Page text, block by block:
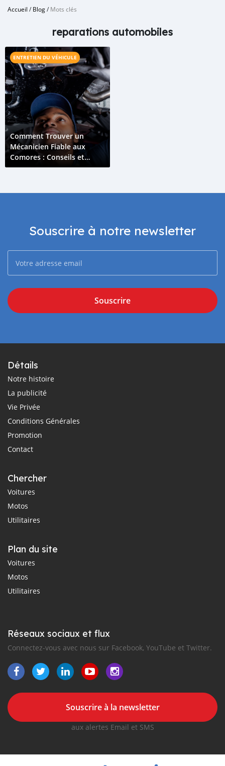
Accueil /Blog/Mots clés
reparations automobiles
ENTRETIEN DU VÉHICULE
Comment Trouver un
Mécanicien Fiable aux
Comores : Conseils et
Astuces
Souscrire à notre newsletter
Souscrire
Détails
Notre histoire
La publicité
Vie Privée
Conditions Générales
Promotion
Contact
Chercher
Voitures
Motos
Utilitaires
Plan du site
Voitures
Motos
Utilitaires
Réseaux sociaux et flux
Connectez-vous avec nous sur Facebook, YouTube et Twitter.
Souscrire à la newsletter
aux alertes Email et SMS